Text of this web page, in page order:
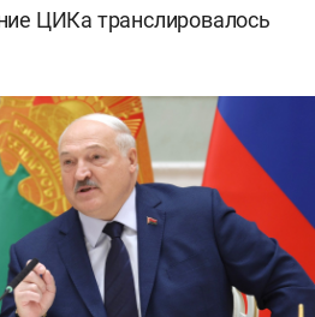
ЦИКа транслировалось